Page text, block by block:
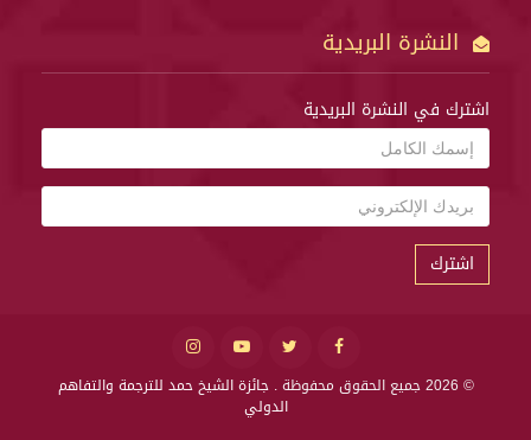
النشرة البريدية
اشترك في النشرة البريدية
اشترك
© 2026 جميع الحقوق محفوظة .
جائزة الشيخ حمد للترجمة والتفاهم
الدولي